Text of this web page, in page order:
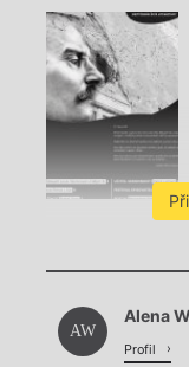
AW
Alena
Profil